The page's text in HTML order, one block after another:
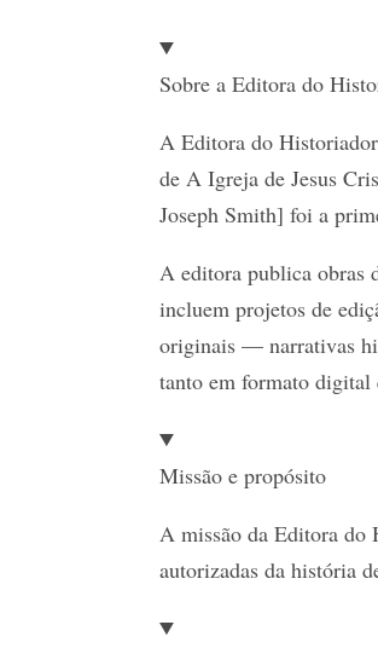
Sobre a Editora do
A Editora do
de A Igreja de Jesus
Joseph Smith] foi a
A editora publica obras
incluem projetos de
originais — narrativas
tanto em formato digital
Missão e propósito
A missão da Editora do
autorizadas da história